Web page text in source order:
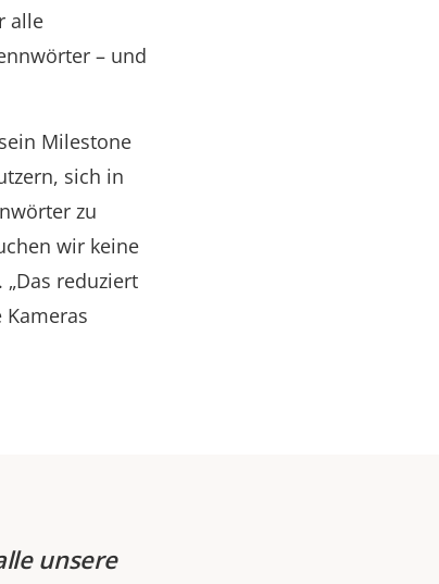
alle
– und
Milestone
sich in
zu
wir keine
reduziert
unsere